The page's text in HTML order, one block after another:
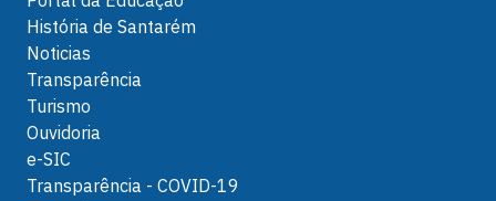
História de Santarém
Noticias
Transparência
Turismo
Ouvidoria
e-SIC
Transparência - COVID-19